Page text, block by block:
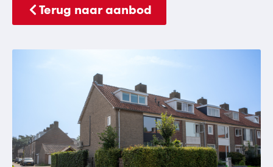
Terug naar aanbod